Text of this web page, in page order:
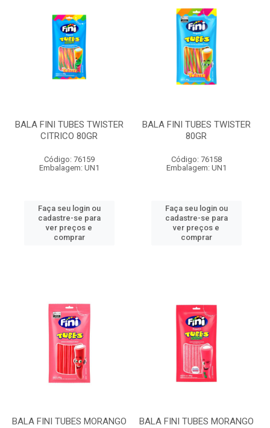
BALA FINI TUBES TWISTER
CITRICO 80GR
Código: 76159
Embalagem: UN1
Faça seu login ou
cadastre-se para
ver preços e
comprar
BALA FINI TUBES TWISTER
80GR
Código: 76158
Embalagem: UN1
Faça seu login ou
cadastre-se para
ver preços e
comprar
BALA FINI TUBES MORANGO
BALA FINI TUBES MORANGO